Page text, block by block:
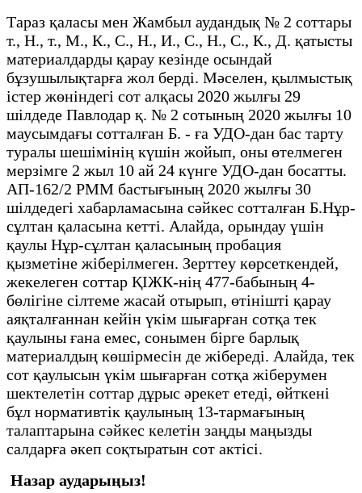
Тараз қаласы мен Жамбыл аудандық № 2 соттары
т., Н., т., М., К., С., Н., И., С., Н., С., К., Д. қатысты
материалдарды қарау кезінде осындай
бұзушылықтарға жол берді. Мәселен, қылмыстық
істер жөніндегі сот алқасы 2020 жылғы 29
шілдеде Павлодар қ. № 2 сотының 2020 жылғы 10
маусымдағы сотталған Б. - ға УДО-дан бас тарту
туралы шешімінің күшін жойып, оны өтелмеген
мерзімге 2 жыл 10 ай 24 күнге УДО-дан босатты.
АП-162/2 РММ бастығының 2020 жылғы 30
шілдедегі хабарламасына сәйкес сотталған Б.Нұр-
сұлтан қаласына кетті. Алайда, орындау үшін
қаулы Нұр-сұлтан қаласының пробация
қызметіне жіберілмеген. Зерттеу көрсеткендей,
жекелеген соттар ҚІЖК-нің 477-бабының 4-
бөлігіне сілтеме жасай отырып, өтінішті қарау
аяқталғаннан кейін үкім шығарған сотқа тек
қаулыны ғана емес, сонымен бірге барлық
материалдың көшірмесін де жібереді. Алайда, тек
сот қаулысын үкім шығарған сотқа жіберумен
шектелетін соттар дұрыс әрекет етеді, өйткені
бұл нормативтік қаулының 13-тармағының
талаптарына сәйкес келетін заңды маңызды
салдарға әкеп соқтыратын сот актісі.
Назар аударыңыз!